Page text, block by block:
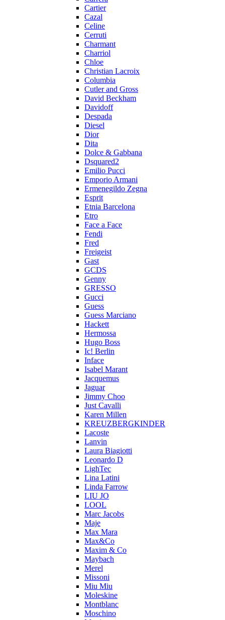
Cartier
Cazal
Celine
Cerruti
Charmant
Charriol
Chloe
Christian Lacroix
Columbia
Cutler and Gross
David Beckham
Davidoff
Despada
Diesel
Dior
Dita
Dolce & Gabbana
Dsquared2
Emilio Pucci
Emporio Armani
Ermenegildo Zegna
Esprit
Etnia Barcelona
Etro
Face a Face
Fendi
Fred
Freigeist
Gast
GCDS
Genny
GRESSO
Gucci
Guess
Guess Marciano
Hackett
Hermossa
Hugo Boss
Ic! Berlin
Inface
Isabel Marant
Jacquemus
Jaguar
Jimmy Choo
Just Cavalli
Karen Millen
KREUZBERGKINDER
Lacoste
Lanvin
Laura Biagiotti
Leonardo D
LighTec
Lina Latini
Linda Farrow
LIU JO
LOOL
Marc Jacobs
Maje
Max Mara
Max&Co
Maxim & Co
Maybach
Merel
Missoni
Miu Miu
Moleskine
Montblanc
Moschino